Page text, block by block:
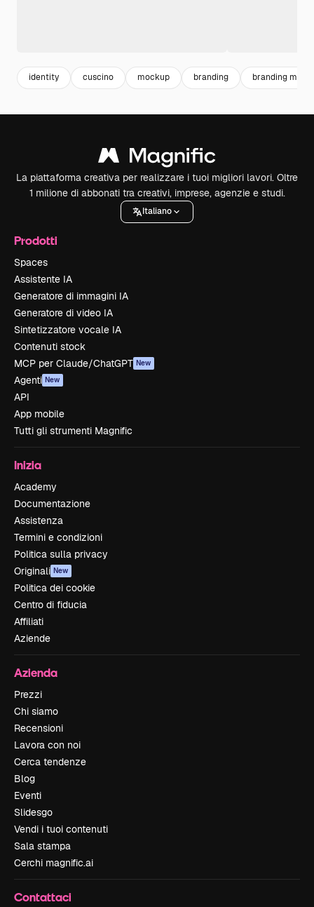
identity cuscino mockup branding branding
La piattaforma creativa per realizzare i tuoi migliori lavori. Oltre
1 milione di abbonati tra creativi, imprese, agenzie e studi.
Italiano
Prodotti
Spaces
Assistente IA
Generatore di immagini IA
Generatore di video IA
Sintetizzatore vocale IA
Contenuti stock
MCP per Claude/ChatGPT New
Agenti New
API
App mobile
Tutti gli strumenti Magnific
Inizia
Academy
Documentazione
Assistenza
Termini e condizioni
Politica sulla privacy
Originali New
Politica dei cookie
Centro di fiducia
Affiliati
Aziende
Azienda
Prezzi
Chi siamo
Recensioni
Lavora con noi
Cerca tendenze
Blog
Eventi
Slidesgo
Vendi i tuoi contenuti
Sala stampa
Cerchi magnific.ai
Contattaci